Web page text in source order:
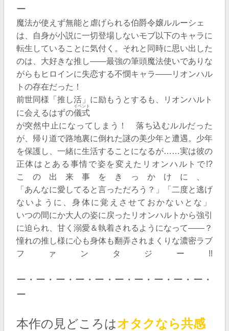
ー
魔法が使えず無能と虐げられる伯爵令嬢ルルーシェ
は、自身が小説に一切登場しないモブ以下のキャラに
転生していることに気付く。それと同時に思い出した
のは、大好きな推し――最強の筆頭魔法使いでありな
がらもヒロインに失恋する不憫キャラ――リオンハル
トの存在だった！
前世同様「推し活」に励もうとするも、リオンハルト
に会えるはずの儀式
イベント
が突然中止になってしまう！ 落ち込むルルだった
が、帰り道で路地裏に倒れた謎の美少年と遭遇。少年
を保護し、一緒に生活することになるが……実は彼の
正体はとある事情で姿を変えたリオンハルトで!?
この出来事をきっかけに、
「あんなに愛してると言っただろう？」「二度と逃げ
ないように、身体に覚えさせておかないとな」
いつの間にか大人の姿に戻ったリオンハルトから強引
に迫られ、甘く溺愛＆執着されるようになって――？
憧れの推し様に心も身体も翻弄されまくりな濃密ラブ
ファンタジー!!
ー・ー・ー・ー・ー・ー・ー・ー・ー・ー・
ー
本作の見どころはオタクなら共感